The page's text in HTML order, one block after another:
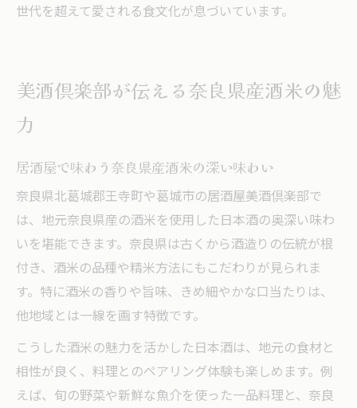
世代を超えて愛される食文化が息づいています。
美酒倶楽部が伝える奈良県産酒米の魅
力
居酒屋で味わう奈良県産酒米の深い味わい
奈良県北葛城郡王寺町や葛城市の居酒屋美酒倶楽部で
は、地元奈良県産の酒米を使用した日本酒の奥深い味わ
いを堪能できます。奈良県は古くから酒造りの伝統が根
付き、酒米の品種や精米方法にもこだわりが見られま
す。特に酒米の香りや旨味、きめ細やかな口当たりは、
他地域とは一線を画す特徴です。
こうした酒米の魅力を活かした日本酒は、地元の食材と
相性が良く、料理とのペアリング体験も楽しめます。例
えば、旬の野菜や新鮮な魚介を使った一品料理と、奈良